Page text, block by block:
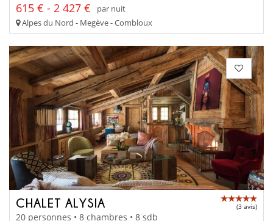
615 € - 2 427 €
par nuit
Alpes du Nord - Megève - Combloux
CHALET ALYSIA (3 avis)
20 personnes • 8 chambres • 8 sdb